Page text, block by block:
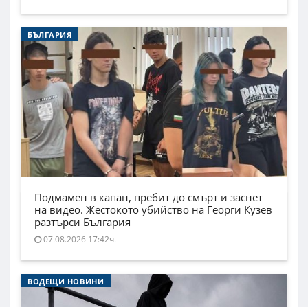
БЪЛГАРИЯ
Подмамен в капан, пребит до смърт и заснет
на видео. Жестокото убийство на Георги Кузев
разтърси България
07.08.2026 17:42ч.
ВОДЕЩИ НОВИНИ